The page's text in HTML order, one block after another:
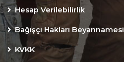
Hesap Verilebilirlik
Bağışçı Hakları Beyannamesi
KVKK